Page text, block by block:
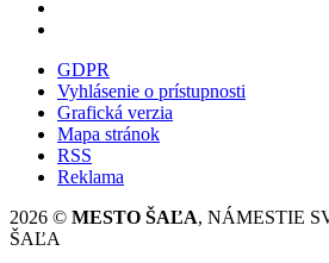
GDPR
Vyhlásenie o prístupnosti
Grafická verzia
Mapa stránok
RSS
Reklama
2026 © MESTO ŠAĽA, NÁMESTIE
ŠAĽA